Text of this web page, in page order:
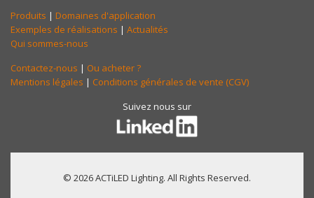
Produits | Domaines d'application
Exemples de réalisations | Actualités
Qui sommes-nous
Contactez-nous | Ou acheter ?
Mentions légales | Conditions générales de vente (CGV)
Suivez nous sur
© 2026 ACTiLED Lighting. All Rights Reserved.